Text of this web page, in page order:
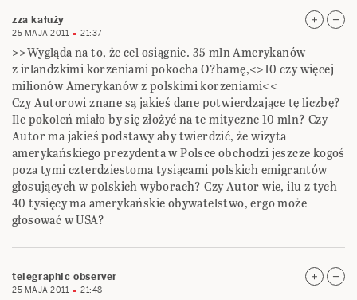
zza kałuży
25 MAJA 2011 21:37
>>Wygląda na to, że cel osiągnie. 35 mln Amerykanów
z irlandzkimi korzeniami pokocha O?bamę,<>10 czy więcej
milionów Amerykanów z polskimi korzeniami<<
Czy Autorowi znane są jakieś dane potwierdzające tę liczbę?
Ile pokoleń miało by się złożyć na te mityczne 10 mln? Czy
Autor ma jakieś podstawy aby twierdzić, że wizyta
amerykańskiego prezydenta w Polsce obchodzi jeszcze kogoś
poza tymi czterdziestoma tysiącami polskich emigrantów
głosujących w polskich wyborach? Czy Autor wie, ilu z tych
40 tysięcy ma amerykańskie obywatelstwo, ergo może
głosować w USA?
telegraphic observer
25 MAJA 2011 21:48